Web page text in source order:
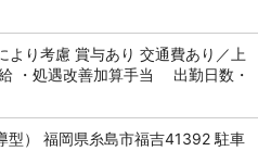
り考慮 賞与あり 交通費あり／上
・処遇改善加算手当 出勤日数・
型） 福岡県糸島市福吉41392 駐車